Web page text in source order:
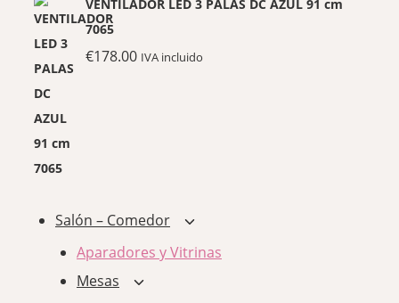
VENTILADOR LED 3 PALAS DC AZUL 91 cm
7065
€178.00 IVA incluido
Salón – Comedor
Alternar
menú
hijo
Aparadores y Vitrinas
Mesas
Alternar